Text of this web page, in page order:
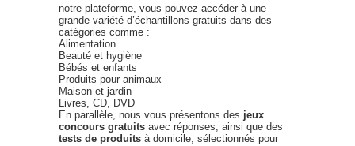
notre plateforme, vous pouvez accéder à une
grande variété d’échantillons gratuits dans des
catégories comme :
Alimentation
Beauté et hygiène
Bébés et enfants
Produits pour animaux
Maison et jardin
Livres, CD, DVD
En parallèle, nous vous présentons des jeux
concours gratuits avec réponses, ainsi que des
tests de produits à domicile, sélectionnés pour